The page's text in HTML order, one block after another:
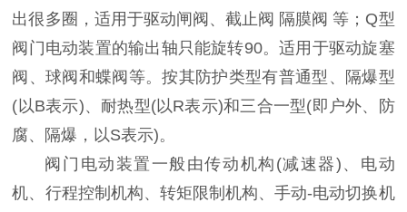
出很多圈，适用于驱动闸阀、截止阀 隔膜阀 等；Q型
阀门电动装置的输出轴只能旋转90。适用于驱动旋塞
阀、球阀和蝶阀等。按其防护类型有普通型、隔爆型
(以B表示)、耐热型(以R表示)和三合一型(即户外、防
腐、隔爆，以S表示)。
阀门电动装置一般由传动机构(减速器)、电动
机、行程控制机构、转矩限制机构、手动-电动切换机